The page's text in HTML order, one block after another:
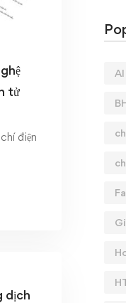
tử
điện
dịch
AI